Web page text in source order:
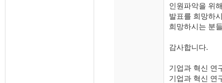
인원파악을 위
발표를 희망하
희망하시는 분
감사합니다.
기업과 혁신 연
기업과 혁신 연